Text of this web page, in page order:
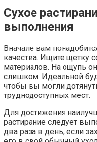
Сухое
выполнения
Вначале вам
качества. Ищите щетку
материалов. На ощупь
слишком. Идеальной
чтобы вы могли
труднодоступных мест.
Для достижения
растирание следует
два раза в день, если